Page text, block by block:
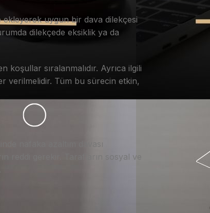
ekleyerek uygun bir dava dilekçesi
dilekçede eksiklik ya da
koşullar sıralanmalıdır. Ayrıca ilgili
verilmelidir. Tüm bu sürecin etkin,
nafaka azaltım davası
reddi gerekir. Tarafların sosyal ve